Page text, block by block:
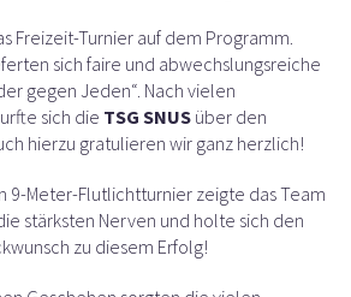
Freizeit-Turnier auf dem Programm.
sich faire und abwechslungsreiche
gegen Jeden“. Nach vielen
sich die TSG SNUS über den
hierzu gratulieren wir ganz herzlich!
9-Meter-Flutlichtturnier zeigte das Team
stärksten Nerven und holte sich den
zu diesem Erfolg!